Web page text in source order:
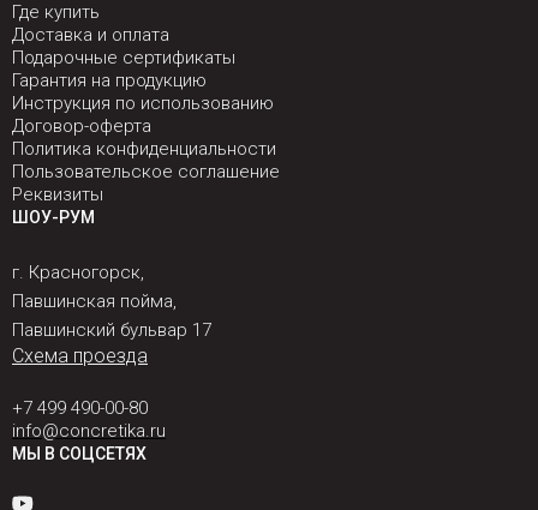
Где купить
Доставка и оплата
Подарочные сертификаты
Гарантия на продукцию
Инструкция по использованию
Договор-оферта
Политика конфиденциальности
Пользовательское соглашение
Реквизиты
ШОУ-РУМ
г. Красногорск,
Павшинская пойма,
Павшинский бульвар 17
Схема проезда
+7 499 490-00-80
info@concretika.ru
МЫ В СОЦСЕТЯХ